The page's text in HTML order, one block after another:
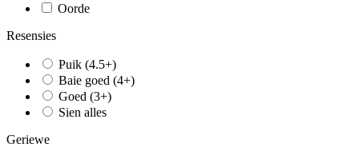
Oorde
Resensies
Puik (4.5+)
Baie goed (4+)
Goed (3+)
Sien alles
Geriewe